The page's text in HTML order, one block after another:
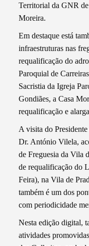
Territorial da GNR
Moreira.
Em destaque está
infraestruturas nas
requalificação do
Paroquial de
Sacristia da Igreja
Gondiães, a Casa
requalificação e
A visita do
Dr. António Vilela,
de Freguesia da Vila
de requalificação do
Feira), na Vila de
também é um dos
com periodicidade
Nesta edição digital,
atividades